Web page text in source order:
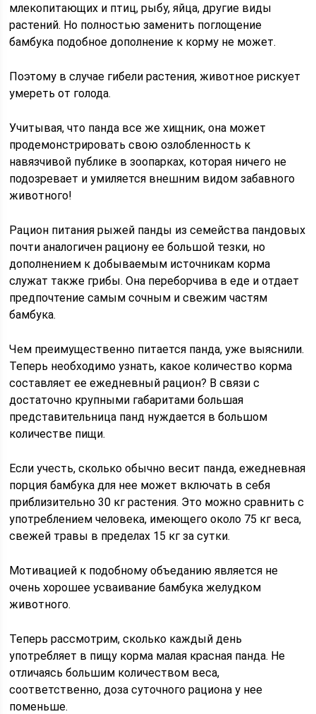
млекопитающих и птиц, рыбу, яйца, другие виды
растений. Но полностью заменить поглощение
бамбука подобное дополнение к корму не может.
Поэтому в случае гибели растения, животное рискует
умереть от голода.
Учитывая, что панда все же хищник, она может
продемонстрировать свою озлобленность к
навязчивой публике в зоопарках, которая ничего не
подозревает и умиляется внешним видом забавного
животного!
Рацион питания рыжей панды из семейства пандовых
почти аналогичен рациону ее большой тезки, но
дополнением к добываемым источникам корма
служат также грибы. Она переборчива в еде и отдает
предпочтение самым сочным и свежим частям
бамбука.
Чем преимущественно питается панда, уже выяснили.
Теперь необходимо узнать, какое количество корма
составляет ее ежедневный рацион? В связи с
достаточно крупными габаритами большая
представительница панд нуждается в большом
количестве пищи.
Если учесть, сколько обычно весит панда, ежедневная
порция бамбука для нее может включать в себя
приблизительно 30 кг растения. Это можно сравнить с
употреблением человека, имеющего около 75 кг веса,
свежей травы в пределах 15 кг за сутки.
Мотивацией к подобному объеданию является не
очень хорошее усваивание бамбука желудком
животного.
Теперь рассмотрим, сколько каждый день
употребляет в пищу корма малая красная панда. Не
отличаясь большим количеством веса,
соответственно, доза суточного рациона у нее
поменьше.